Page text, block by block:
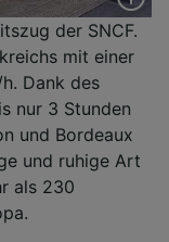
der SNCF.
mit einer
Dank des
nur 3 Stunden
und Bordeaux
und ruhige Art
als 230